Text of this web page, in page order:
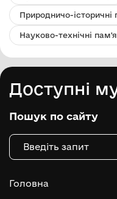
Природничо-історичні
Науково-технічні
Доступні
Пошук по сайту
Головна